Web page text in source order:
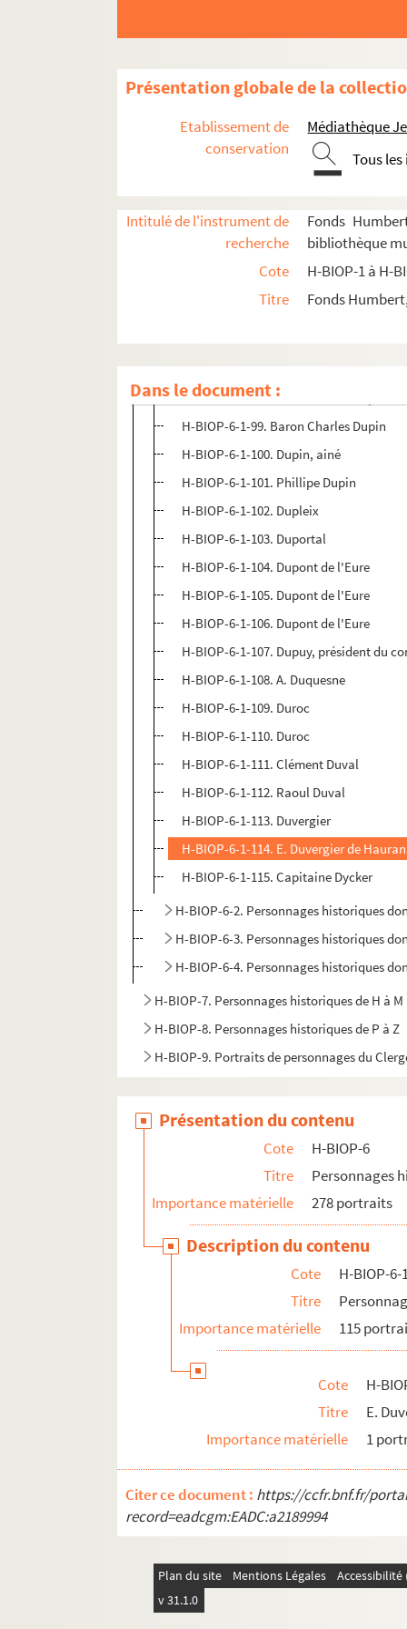
Présentation globale de la
Etablissement de
conservation
Médiathèque
Tous
Intitulé de l'instrument de
recherche
Fonds
bibliothèque
Cote
H-BIOP-1 à H-
Titre
Fonds
Dans le document :
H-BIOP-6-1-87. James Duke
H-BIOP-6-1-89. Mathieu Dumas
H-BIOP-6-1-90. Général Dumouriez
H-BIOP-6-1-91. Général Dumouriez
H-BIOP-6-1-92. Thomas Duncombe
H-BIOP-6-1-93. Thomas Duncombe
H-BIOP-6-1-96. Amiral Dupetit-Thouars
H-BIOP-6-1-97. Duphot
H-BIOP-6-1-98. Baron Charles Dupin
H-BIOP-6-1-99. Baron Charles Dupin
H-BIOP-6-1-100. Dupin, ainé
H-BIOP-6-1-101. Phillipe Dupin
H-BIOP-6-1-102. Dupleix
H-BIOP-6-1-103. Duportal
H-BIOP-6-1-104. Dupont de l'Eure
H-BIOP-6-1-105. Dupont de l'Eure
H-BIOP-6-1-106. Dupont de l'Eure
H-BIOP-6-1-107. Dupuy, président du
H-BIOP-6-1-108. A. Duquesne
H-BIOP-6-1-109. Duroc
H-BIOP-6-1-110. Duroc
H-BIOP-6-1-111. Clément Duval
H-BIOP-6-1-112. Raoul Duval
H-BIOP-6-1-113. Duvergier
H-BIOP-6-1-114. E. Duvergier de
H-BIOP-6-1-115. Capitaine Dycker
H-BIOP-6-2. Personnages historiques
H-BIOP-6-3. Personnages historiques
H-BIOP-6-4. Personnages historiques
H-BIOP-7. Personnages historiques de H à M
H-BIOP-8. Personnages historiques de P à Z
H-BIOP-9. Portraits de personnages du
Présentation du contenu
Cote
H-BIOP-6
Titre
Personnages
Importance matérielle
278 portraits
Description du contenu
Cote
H-BIOP-6-
Titre
Importance matérielle
115
Cote
H-
Titre
E.
Importance matérielle
1
Citer ce document : https://ccfr.bnf.fr/
record=eadcgm:EADC:a2189994
Plan du site Mentions Légales
v 31.1.0